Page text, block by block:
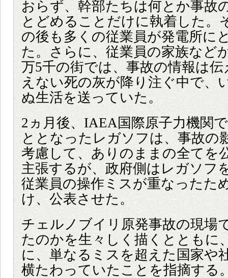
おらず、幹部たちは何とか事故
とどめることだけに執着した。
の後も多くの従業員が発電所に
た。さらに、従業員の家族など
万5千の街では、事故の情報は
えない死の灰が降り注ぐ中で、
ぬ生活を送っていた。
2ヵ月後、IAEA国際原子力機関
ととなったレガソフは、事故の
考慮して、ありのままの全てを
主張するが、政府側はレガソフ
従業員の操作ミスが重なったた
け、公表させた。
チェルノブイリ原発事故の現場
たのかを生々しく描くとともに
に、単なるミスを超えた国家や
横たわっていたことを指摘する